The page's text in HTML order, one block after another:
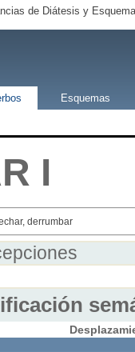
de Diátesis y
Esquemas
I
derrumbar